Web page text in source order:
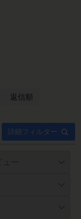
詳細フィルター
返信順